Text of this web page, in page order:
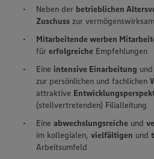
Neben der betrieblichen
Zuschuss zur
Mitarbeitende werben
für erfolgreiche Empfehlungen
Eine intensive Einarbeitung
zur persönlichen und fachlichen
attraktive
(stellvertretenden) Filialleitung
Eine abwechslungsreiche und
im kollegialen, vielfältigen und
Arbeitsumfeld